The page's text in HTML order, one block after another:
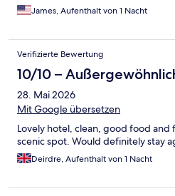
James, Aufenthalt von 1 Nacht
Verifizierte Bewertung
10/10 –
28. Mai 2026
Mit Google übersetzen
Lovely hotel, clean, good food and
scenic spot. Would definitely stay
Deirdre, Aufenthalt von 1 Nacht